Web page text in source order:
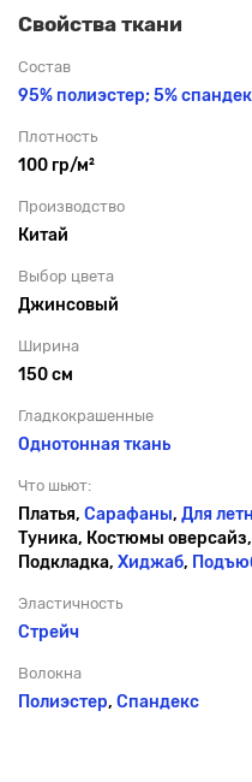
Свойства ткани
Состав
95% полиэстер; 5%
Плотность
100 гр/м²
Производство
Китай
Выбор цвета
Джинсовый
Ширина
150 см
Гладкокрашенные
Однотонная ткань
Что шьют:
Платья, Сарафаны, Для
Туника, Костюмы оверсайз,
Подкладка, Хиджаб,
Эластичность
Стрейч
Волокна
Полиэстер, Спандекс